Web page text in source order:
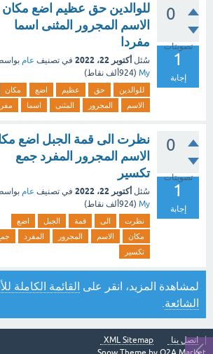
0
تصويتات
1
إجابة
للوالدين حق عظيم اضع مكان
الاسم المجرور المثنى اسما
مفردا
سُئل أكتوبر 22، 2022 في تصنيف عام
My
(924ألف نقاط)
للوالدين حق عظيم اضع
مكان
الاسم
المجرور المثنى اسما
0
تصويتات
1
إجابة
نظرت الى قمة الجبل اضع
الاسم المجرور المفرد جمع
تكسير
سُئل أكتوبر 22، 2022 في تصنيف عام
My
(924ألف نقاط)
نظرت الى قمة الجبل
اضع
مكان
الاسم المجرور المفرد
تكسير
لمشاهدة المزيد، انقر على القائمة الكاملة
الشائعة
اتصل بنا
XML Sitemap